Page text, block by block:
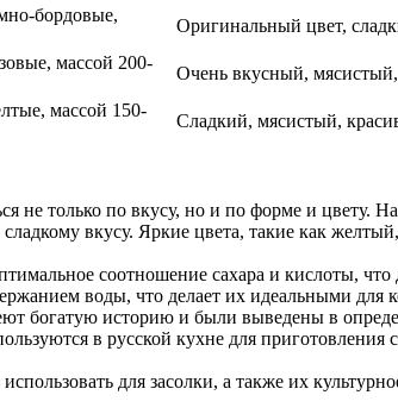
бордовые,
Оригинальный цвет,
массой 200-
Очень вкусный,
массой 150-
Сладкий, мясистый,
не только по вкусу, но и по форме и
вкусу. Яркие цвета, такие как
соотношение сахара и кислоты,
воды, что делает их идеальными для
богатую историю и были выведены в
в русской кухне для приготовления
для засолки, а также их